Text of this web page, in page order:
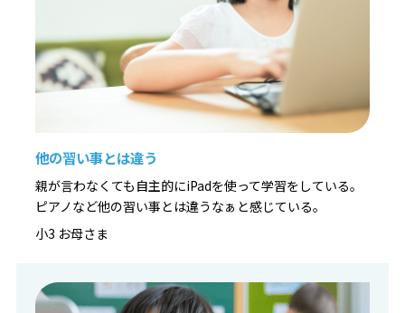
他の習い事とは違う
親が言わなくても自主的にiPadを使って学習をしている。
ピアノなど他の習い事とは違うなぁと感じている。
小3 お母さま